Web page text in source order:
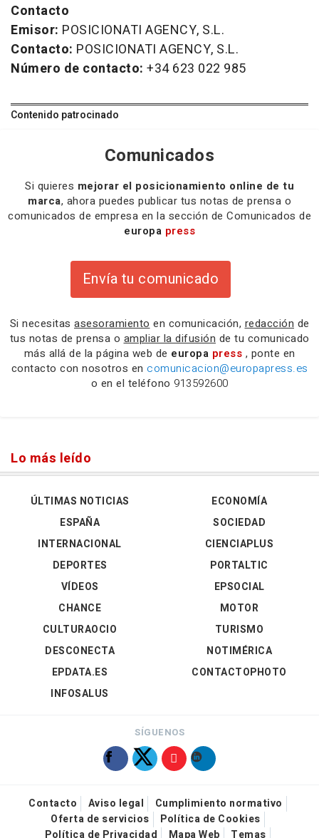
Contacto
Emisor: POSICIONATI AGENCY, S.L.
Contacto: POSICIONATI AGENCY, S.L.
Número de contacto: +34 623 022 985
Contenido patrocinado
Comunicados
Si quieres mejorar el posicionamiento online de tu
marca, ahora puedes publicar tus notas de prensa o
comunicados de empresa en la sección de Comunicados de
europa press
Envía tu comunicado
Si necesitas asesoramiento en comunicación, redacción de
tus notas de prensa o ampliar la difusión de tu comunicado
más allá de la página web de europa press , ponte en
contacto con nosotros en comunicacion@europapress.es
o en el teléfono 913592600
Lo más leído
ÚLTIMAS NOTICIAS
ESPAÑA
INTERNACIONAL
DEPORTES
VÍDEOS
ECONOMÍA
SOCIEDAD
CIENCIAPLUS
PORTALTIC
EPSOCIAL
CHANCE
CULTURAOCIO
DESCONECTA
EPDATA.ES
INFOSALUS
MOTOR
TURISMO
NOTIMÉRICA
CONTACTOPHOTO
SÍGUENOS
Contacto Aviso legal
Cumplimiento normativo
Oferta de servicios
Política de Cookies
Política de Privacidad
Mapa Web Temas